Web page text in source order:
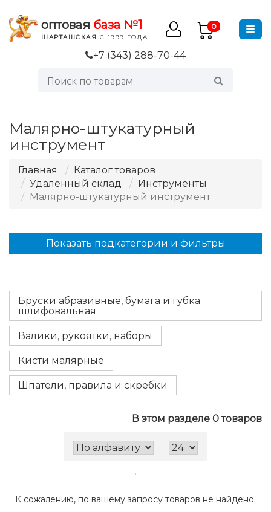
оптовая база №1
ШАРТАШСКАЯ С 1999 ГОДА
0
+7 (343) 288-70-44
Малярно-штукатурный
инструмент
Главная
Каталог товаров
Удаленный склад
Инструменты
Малярно-штукатурный инструмент
Бруски абразивные, бумага и губка
шлифовальная
Валики, рукоятки, наборы
Кисти малярные
Шпатели, правила и скребки
В этом разделе 0 товаров
К сожалению, по вашему запросу товаров не найдено.
Показать подкатегории и фильтры